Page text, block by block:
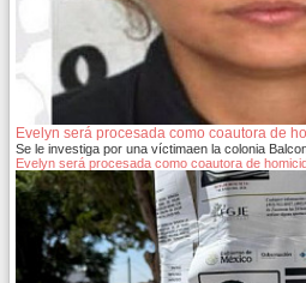
Evelyn será procesada como coautora de
Se le investiga por una víctimaen la colonia
Evelyn será procesada como coautora de